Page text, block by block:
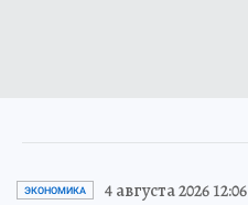
ЭКОНОМИКА 4 августа 2026 12:06